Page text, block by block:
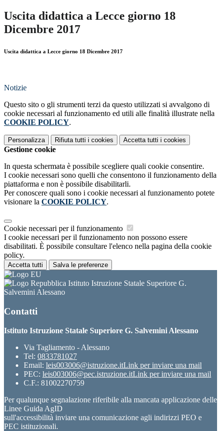
Uscita didattica a Lecce giorno 18
Dicembre 2017
Uscita didattica a Lecce giorno 18 Dicembre 2017
Notizie
Questo sito o gli strumenti terzi da questo utilizzati si avvalgono di
cookie necessari al funzionamento ed utili alle finalità illustrate nella
COOKIE POLICY.
Personalizza Rifiuta tutti i cookies Accetta tutti i cookies
Gestione cookie
In questa schermata è possibile scegliere quali cookie consentire.
I cookie necessari sono quelli che consentono il funzionamento della
piattaforma e non è possibile disabilitarli.
Per conoscere quali sono i cookie necessari al funzionamento potete
visionare la COOKIE POLICY.
Cookie necessari per il funzionamento
I cookie necessari per il funzionamento non possono essere
disabilitati. È possibile consultare l'elenco nella pagina della cookie
policy.
Accetta tutti Salva le preferenze
Istituto Istruzione Statale Superiore G.
Salvemini Alessano
Contatti
Istituto Istruzione Statale Superiore G. Salvemini Alessano
Via Tagliamento - Alessano
Tel: 0833781027
Email: leis003006@istruzione.itLink per inviare una mail
PEC: leis003006@pec.istruzione.itLink per inviare una mail
C.F.: 81002270759
Per qualunque segnalazione riferibile alla mancata applicazione delle
Linee Guida AgID
sull'accessibilità inviare una comunicazione agli indirizzi PEO e
PEC istituzionali.